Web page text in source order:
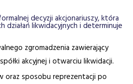
decyzji akcjonariuszy, która
likwidacyjnych i determinuje
zgromadzenia zawierający
akcyjnej i otwarciu likwidacji.
oraz sposobu reprezentacji po